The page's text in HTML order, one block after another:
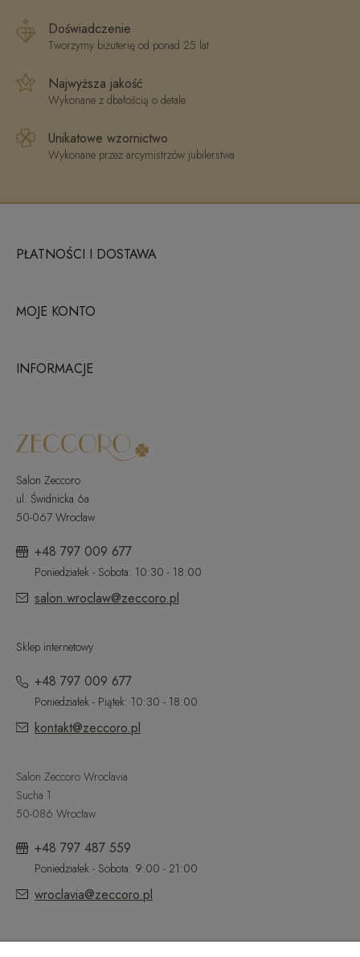
Doświadczenie
Tworzymy biżuterię od ponad 25 lat
Najwyższa jakość
Wykonane z dbałością o detale
Unikatowe wzornictwo
Wykonane przez arcymistrzów jubilerstwa
PŁATNOŚCI I DOSTAWA
MOJE KONTO
INFORMACJE
Salon Zeccoro
ul. Świdnicka 6a
50-067 Wrocław
+48 797 009 677
Poniedziałek - Sobota: 10:30 - 18:00
salon.wroclaw@zeccoro.pl
Sklep internetowy
+48 797 009 677
Poniedziałek - Piątek: 10:30 - 18:00
kontakt@zeccoro.pl
Salon Zeccoro Wroclavia
Sucha 1
50-086 Wrocław
+48 797 487 559
Poniedziałek - Sobota: 9:00 - 21:00
wroclavia@zeccoro.pl